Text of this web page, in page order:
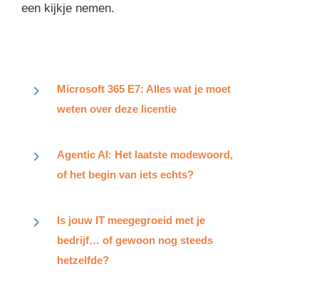
een kijkje nemen.
Microsoft 365 E7: Alles wat je moet
weten over deze licentie
Agentic AI: Het laatste modewoord,
of het begin van iets echts?
Is jouw IT meegegroeid met je
bedrijf… of gewoon nog steeds
hetzelfde?